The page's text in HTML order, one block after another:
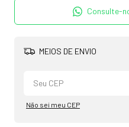
Consulte-
MEIOS DE ENVIO
Não sei meu CEP